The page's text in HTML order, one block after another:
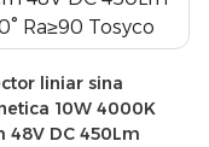
liniar sina
10W 4000K
48V DC 450Lm